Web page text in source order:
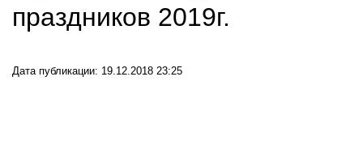
праздников 2019г.
Дата публикации: 19.12.2018 23:25